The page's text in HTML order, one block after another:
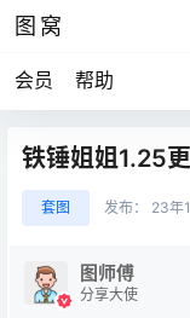
图窝
会员 帮助
铁锤姐姐1.25
套图 发布： 23年
图师傅
分享大使